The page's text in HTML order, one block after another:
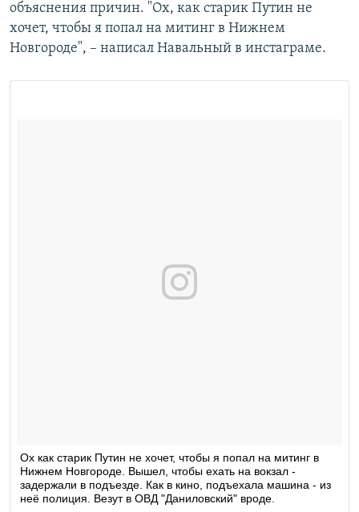
объяснения причин. "Ох, как старик Путин не
хочет, чтобы я попал на митинг в Нижнем
Новгороде", – написал Навальный в инстаграме.​